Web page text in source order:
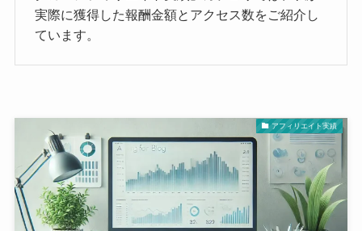
実際に獲得した報酬金額とアクセス数をご紹介し
ています。
アフィリエイト実績